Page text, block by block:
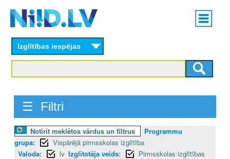
content
Main
menu
Izglītības iespējas
☰ Filtri
Notīrīt meklētos vārdus un filtrus
Programmu
grupa:
Vispārējā pirmsskolas izglītība
Valoda:
lv Izglītotāja veids:
Pirmsskolas izglītības